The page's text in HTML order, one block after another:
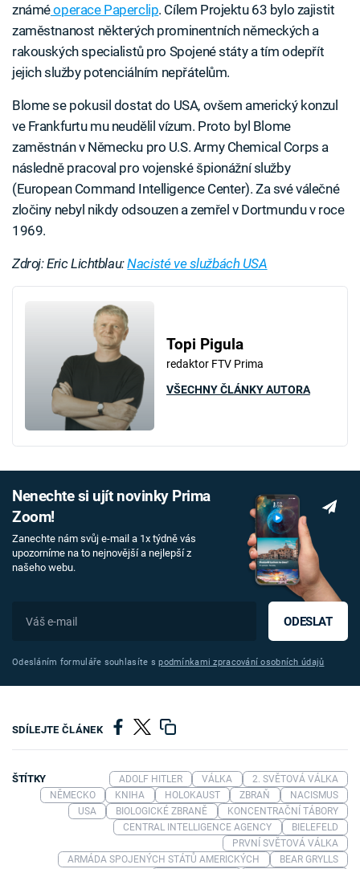
známéoperace Paperclip. Cílem Projektu 63 bylo zajistit
zaměstnanost některých prominentních německých a
rakouských specialistů pro Spojené státy a tím odepřít
jejich služby potenciálním nepřátelům.
Blome se pokusil dostat do USA, ovšem americký konzul
ve Frankfurtu mu neudělil vízum. Proto byl Blome
zaměstnán v Německu pro U.S. Army Chemical Corps a
následně pracoval pro vojenské špionážní služby
(European Command Intelligence Center). Za své válečné
zločiny nebyl nikdy odsouzen a zemřel v Dortmundu v roce
1969.
Zdroj: Eric Lichtblau:Nacisté ve službách USA
Topi Pigula
redaktor FTV Prima
VŠECHNY ČLÁNKY AUTORA
Nenechte si ujít novinky Prima
Zoom!
Zanechte nám svůj e-mail a 1x týdně vás
upozorníme na to nejnovější a nejlepší z
našeho webu.
ODESLAT
Odesláním formuláře souhlasíte spodmínkami zpracování osobních údajů
SDÍLEJTE ČLÁNEK
ŠTÍTKY ADOLF HITLER VÁLKA
2. SVĚTOVÁ VÁLKA
NĚMECKO
KNIHA HOLOKAUST ZBRAŇ
NACISMUS
USA
BIOLOGICKÉ ZBRANĚ
KONCENTRAČNÍ TÁBORY
CENTRAL INTELLIGENCE AGENCY
BIELEFELD
PRVNÍ SVĚTOVÁ VÁLKA
ARMÁDA SPOJENÝCH STÁTŮ AMERICKÝCH
BEAR GRYLLS